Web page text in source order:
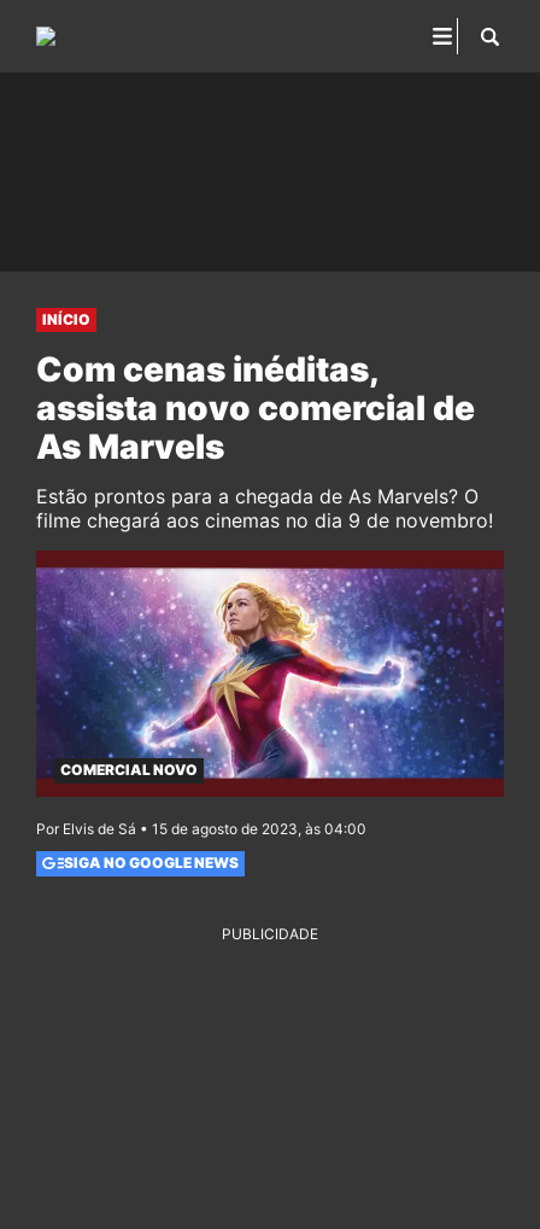
INÍCIO
Com cenas inéditas,
assista novo comercial de
As Marvels
Estão prontos para a chegada de As Marvels? O
filme chegará aos cinemas no dia 9 de novembro!
COMERCIAL NOVO
Por Elvis de Sá • 15 de agosto de 2023, às 04:00
SIGA NO GOOGLE NEWS
PUBLICIDADE